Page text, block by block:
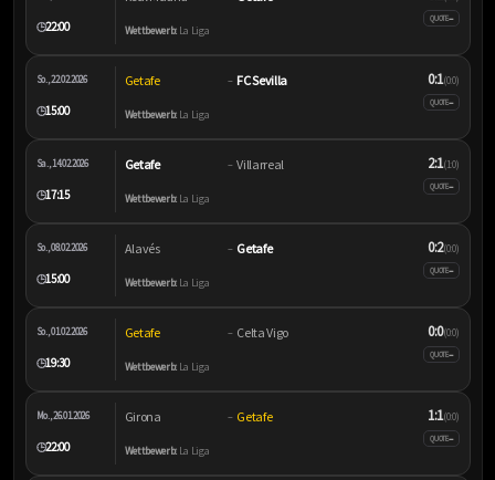
🕒22:00 Wettbewerb:La Liga
QUOTE–
So., 22.02.2026
🕒15:00
Getafe – FC Sevilla
Wettbewerb:La Liga
0:1(0:0)
QUOTE–
Sa., 14.02.2026
🕒17:15
Getafe – Villarreal
Wettbewerb:La Liga
2:1(1:0)
QUOTE–
So., 08.02.2026
🕒15:00
Alavés – Getafe
Wettbewerb:La Liga
0:2(0:0)
QUOTE–
So., 01.02.2026
🕒19:30
Getafe – Celta Vigo
Wettbewerb:La Liga
0:0(0:0)
QUOTE–
Mo., 26.01.2026
🕒22:00
Girona – Getafe
Wettbewerb:La Liga
1:1(0:0)
QUOTE–